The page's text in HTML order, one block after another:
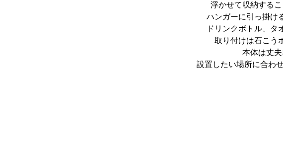
浮かせて収納する
ハンガーに引っ掛け
ドリンクボトル、タ
取り付けは石こう
本体は丈
設置したい場所に合わ